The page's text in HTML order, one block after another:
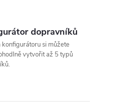
dopravníků
konfigurátoru si můžete
vytvořit až 5 typů